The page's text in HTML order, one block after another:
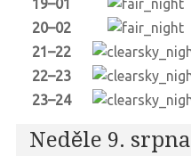
19–01
20–02
21–22
22–23
23–24
Neděle 9. srpna